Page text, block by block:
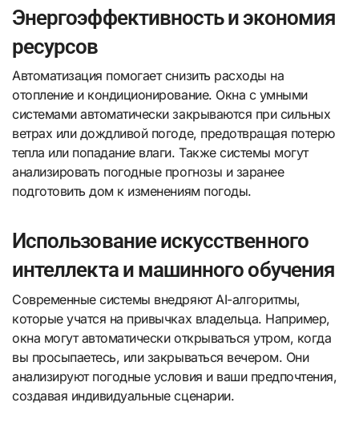
Энергоэффективность и экономия
ресурсов
Автоматизация помогает снизить расходы на
отопление и кондиционирование. Окна с умными
системами автоматически закрываются при сильных
ветрах или дождливой погоде, предотвращая потерю
тепла или попадание влаги. Также системы могут
анализировать погодные прогнозы и заранее
подготовить дом к изменениям погоды.
Использование искусственного
интеллекта и машинного обучения
Современные системы внедряют AI-алгоритмы,
которые учатся на привычках владельца. Например,
окна могут автоматически открываться утром, когда
вы просыпаетесь, или закрываться вечером. Они
анализируют погодные условия и ваши предпочтения,
создавая индивидуальные сценарии.